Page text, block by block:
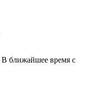
ближайшее время с